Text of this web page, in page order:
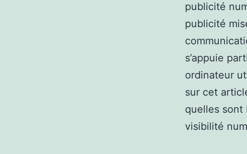
publicité
publicité
s’appuie
ordinateur
sur cet
quelles sont
visibilité